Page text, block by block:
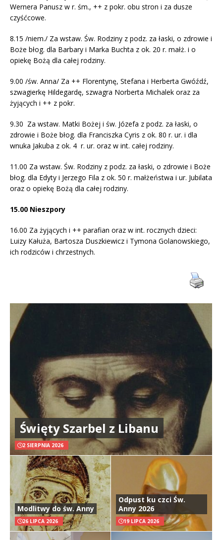
Wernera Panusz w r. śm., ++ z pokr. obu stron i za dusze
czyśćcowe.
8.15 /niem./ Za wstaw. Św. Rodziny z podz. za łaski, o zdrowie i
Boże błog. dla Barbary i Marka Buchta z ok. 20 r. małż. i o
opiekę Bożą dla całej rodziny.
9.00 /św. Anna/ Za ++ Florentynę, Stefana i Herberta Gwóźdź,
szwagierkę Hildegardę, szwagra Norberta Michalek oraz za
żyjących i ++ z pokr.
9.30 Za wstaw. Matki Bożej i św. Józefa z podz. za łaski, o
zdrowie i Boże błog. dla Franciszka Cyris z ok. 80 r. ur. i dla
wnuka Jakuba z ok. 4 r. ur. oraz w int. całej rodziny.
11.00 Za wstaw. Św. Rodziny z podz. za łaski, o zdrowie i Boże
błog. dla Edyty i Jerzego Fila z ok. 50 r. małżeństwa i ur. Jubilata
oraz o opiekę Bożą dla całej rodziny.
15.00 Nieszpory
16.00 Za żyjących i ++ parafian oraz w int. rocznych dzieci:
Luizy Kałuża, Bartosza Duszkiewicz i Tymona Golanowskiego,
ich rodziców i chrzestnych.
Święty Szarbel z Libanu
2 SIERPNIA 2026
Modlitwy do św. Anny
26 LIPCA 2026
Odpust ku czci Św.
Anny 2026
19 LIPCA 2026